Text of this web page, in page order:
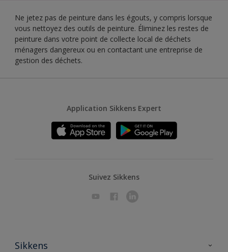
Ne jetez pas de peinture dans les égouts, y compris lorsque
vous nettoyez des outils de peinture. Éliminez les restes de
peinture dans votre point de collecte local de déchets
ménagers dangereux ou en contactant une entreprise de
gestion des déchets.
Application Sikkens Expert
Suivez Sikkens
Sikkens